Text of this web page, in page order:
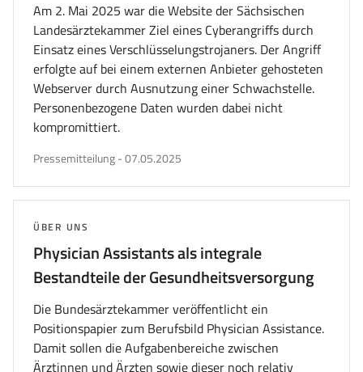
Am 2. Mai 2025 war die Website der Sächsischen
Landesärztekammer Ziel eines Cyberangriffs durch
Einsatz eines Verschlüsselungstrojaners. Der Angriff
erfolgte auf bei einem externen Anbieter gehosteten
Webserver durch Ausnutzung einer Schwachstelle.
Personenbezogene Daten wurden dabei nicht
kompromittiert.
Pressemitteilungveröffentlicht
-07.05.2025
Physician Assistants als integrale
Bestandteile der Gesundheitsversorgung
THEMA:
ÜBER UNS
Die Bundesärztekammer veröffentlicht ein
Positionspapier zum Berufsbild Physician Assistance.
Damit sollen die Aufgabenbereiche zwischen
Ärztinnen und Ärzten sowie dieser noch relativ